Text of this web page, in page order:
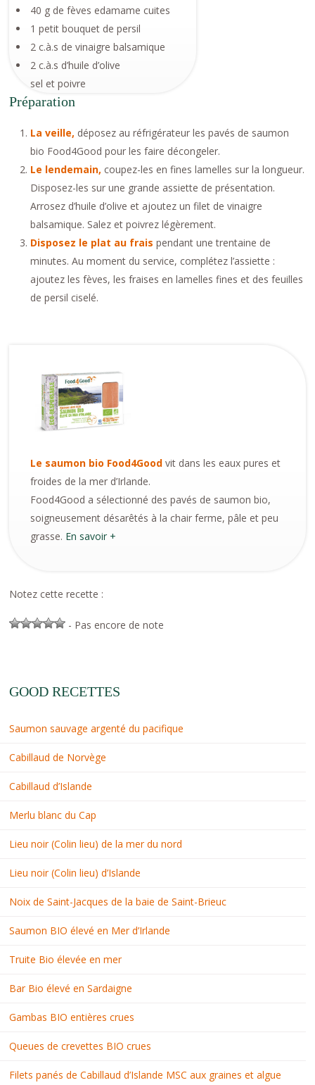
40 g de fèves edamame cuites
1 petit bouquet de persil
2 c.à.s de vinaigre balsamique
2 c.à.s d’huile d’olive
sel et poivre
Préparation
La veille, déposez au réfrigérateur les pavés de saumon
bio Food4Good pour les faire décongeler.
Le lendemain, coupez-les en fines lamelles sur la longueur.
Disposez-les sur une grande assiette de présentation.
Arrosez d’huile d’olive et ajoutez un filet de vinaigre
balsamique. Salez et poivrez légèrement.
Disposez le plat au frais pendant une trentaine de
minutes. Au moment du service, complétez l’assiette :
ajoutez les fèves, les fraises en lamelles fines et des feuilles
de persil ciselé.
Le saumon bio Food4Good vit dans les eaux pures et
froides de la mer d’Irlande.
Food4Good a sélectionné des pavés de saumon bio,
soigneusement désarêtés à la chair ferme, pâle et peu
grasse. En savoir +
Notez cette recette :
- Pas encore de note
GOOD RECETTES
Saumon sauvage argenté du pacifique
Cabillaud de Norvège
Cabillaud d’Islande
Merlu blanc du Cap
Lieu noir (Colin lieu) de la mer du nord
Lieu noir (Colin lieu) d’Islande
Noix de Saint-Jacques de la baie de Saint-Brieuc
Saumon BIO élevé en Mer d’Irlande
Truite Bio élevée en mer
Bar Bio élevé en Sardaigne
Gambas BIO entières crues
Queues de crevettes BIO crues
Filets panés de Cabillaud d’Islande MSC aux graines et algue